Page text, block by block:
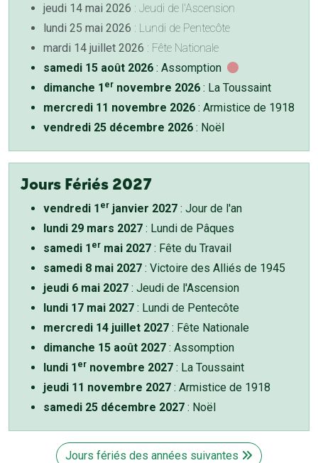
jeudi 14 mai 2026 : Jeudi de l'Ascension
lundi 25 mai 2026 : Lundi de Pentecôte
mardi 14 juillet 2026 : Fête Nationale
samedi 15 août 2026 : Assomption
dimanche 1 er novembre 2026 : La Toussaint
mercredi 11 novembre 2026 : Armistice de 1918
vendredi 25 décembre 2026 : Noël
Jours Fériés 2027
vendredi 1 er janvier 2027 : Jour de l'an
lundi 29 mars 2027 : Lundi de Pâques
samedi 1 er mai 2027 : Fête du Travail
samedi 8 mai 2027 : Victoire des Alliés de 1945
jeudi 6 mai 2027 : Jeudi de l'Ascension
lundi 17 mai 2027 : Lundi de Pentecôte
mercredi 14 juillet 2027 : Fête Nationale
dimanche 15 août 2027 : Assomption
lundi 1 er novembre 2027 : La Toussaint
jeudi 11 novembre 2027 : Armistice de 1918
samedi 25 décembre 2027 : Noël
Jours fériés des années suivantes